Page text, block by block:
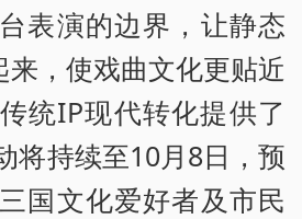
表演的边界，让静态
来，使戏曲文化更贴近
统IP现代转化提供了
将持续至10月8日，预
国文化爱好者及市民